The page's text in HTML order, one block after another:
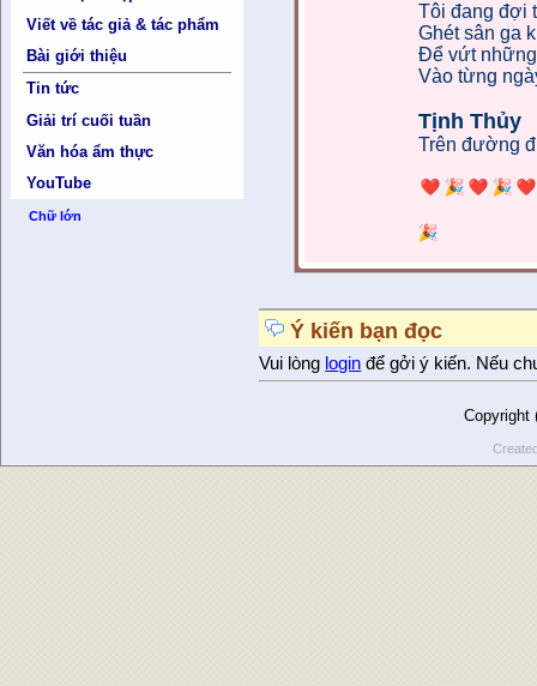
Viết về tác giả & tác phẩm
Bài giới thiệu
Tin tức
Giải trí cuối tuần
Văn hóa ẩm thực
YouTube
Chữ lớn
Tôi đang đợi
Ghét sân ga
Để vứt
Vào từng
Tịnh Thủy
Trên đường
Ý kiến bạn đọc
Vui lòng login để gởi ý kiến. Nếu
Copyright